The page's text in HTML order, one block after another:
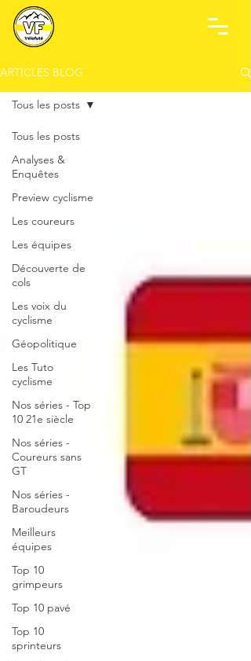
ARTICLES BLOG
Tous les posts
Analyses &
Enquêtes
Preview cyclisme
Les coureurs
Les équipes
Découverte de
cols
Les voix du
cyclisme
Géopolitique
Les Tuto
cyclisme
Nos séries - Top
10 21e siècle
Nos séries -
Coureurs sans
GT
Nos séries -
Baroudeurs
Meilleurs
équipes
Top 10
grimpeurs
Top 10 pavé
Top 10
sprinteurs
Tous les posts